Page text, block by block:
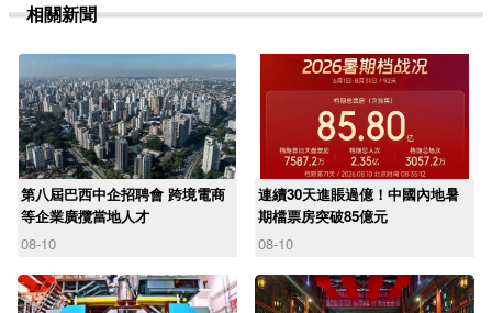
相關新聞
第八屆巴西中企招聘會 跨境電商
等企業廣攬當地人才
08-10
連續30天進賬過億！中國內地暑
期檔票房突破85億元
08-10